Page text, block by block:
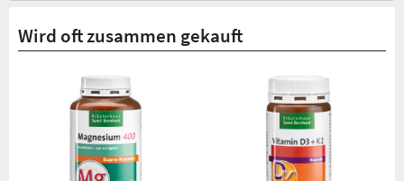
Wird oft zusammen gekauft